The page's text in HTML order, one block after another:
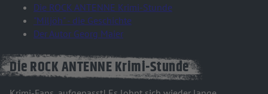
Die ROCK ANTENNE Krimi-Stunde
"Miljöh" - die Geschichte
Der Autor Georg Maier
Die ROCK ANTENNE Krimi-Stunde